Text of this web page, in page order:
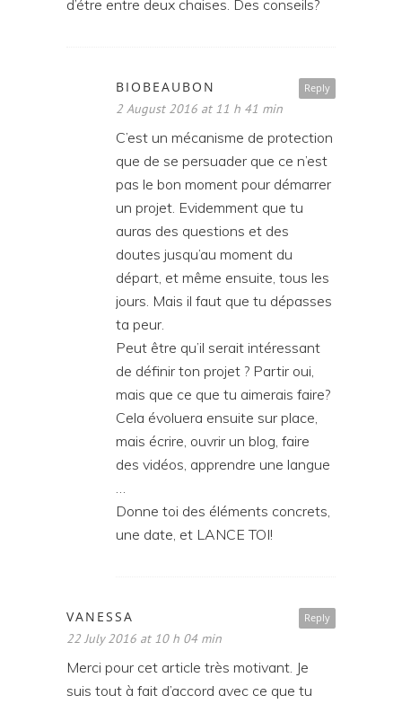
d’étre entre deux chaises. Des conseils?
Reply
BIOBEAUBON
2 August 2016 at 11 h 41 min
C’est un mécanisme de protection
que de se persuader que ce n’est
pas le bon moment pour démarrer
un projet. Evidemment que tu
auras des questions et des
doutes jusqu’au moment du
départ, et même ensuite, tous les
jours. Mais il faut que tu dépasses
ta peur.
Peut être qu’il serait intéressant
de définir ton projet ? Partir oui,
mais que ce que tu aimerais faire?
Cela évoluera ensuite sur place,
mais écrire, ouvrir un blog, faire
des vidéos, apprendre une langue
…
Donne toi des éléments concrets,
une date, et LANCE TOI!
Reply
VANESSA
22 July 2016 at 10 h 04 min
Merci pour cet article très motivant. Je
suis tout à fait d’accord avec ce que tu